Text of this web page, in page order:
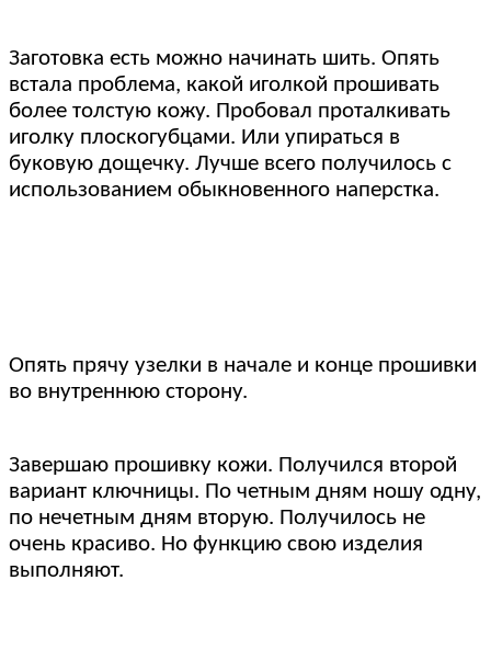
Заготовка есть можно начинать шить. Опять
встала проблема, какой иголкой прошивать
более толстую кожу. Пробовал проталкивать
иголку плоскогубцами. Или упираться в
буковую дощечку. Лучше всего получилось с
использованием обыкновенного наперстка.
Опять прячу узелки в начале и конце прошивки
во внутреннюю сторону.
Завершаю прошивку кожи. Получился второй
вариант ключницы. По четным дням ношу одну,
по нечетным дням вторую. Получилось не
очень красиво. Но функцию свою изделия
выполняют.